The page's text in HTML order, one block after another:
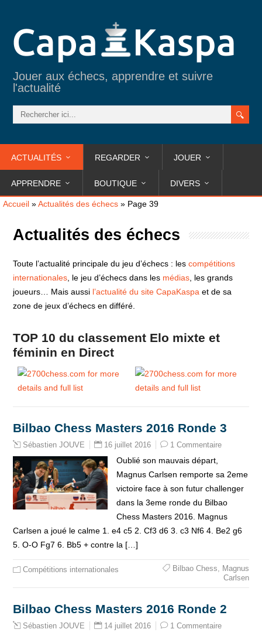
Jouer aux échecs, apprendre et suivre
l'actualité
ACTUALITÉS REGARDER JOUER
APPRENDRE BOUTIQUE DIVERS
Accueil »Actualités des échecs » Page 39
Actualités des échecs
Toute l’actualité principale du jeu d’échecs : lescompétitions
internationales , le jeu d’échecs dans les médias , les grands
joueurs… Mais aussi l’actualité du site CapaKaspa et de sa
zone de jeux d’échecs en différé.
TOP 10 du classement Elo mixte et
féminin en Direct
Bilbao Chess Masters 2016 Ronde 3
Sébastien JOUVE 16 juillet 2016 1 Commentaire
Oublié son mauvais départ,
Magnus Carlsen remporte sa 2eme
victoire face à son futur challenger
dans la 3eme ronde du Bilbao
Chess Masters 2016. Magnus
Carlsen a joué le calme 1. e4 c5 2. Cf3 d6 3. c3 Nf6 4. Be2 g6
5. O-O Fg7 6. Bb5 + contre la […]
Compétitions internationales Bilbao Chess, Magnus
Carlsen
Bilbao Chess Masters 2016 Ronde 2
Sébastien JOUVE 14 juillet 2016 1 Commentaire